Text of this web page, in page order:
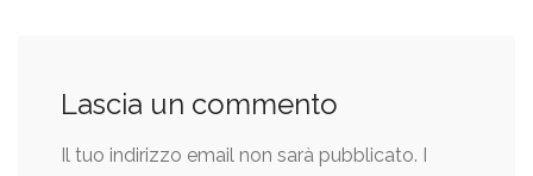
Lascia un commento
Il tuo indirizzo email non sarà pubblicato. I